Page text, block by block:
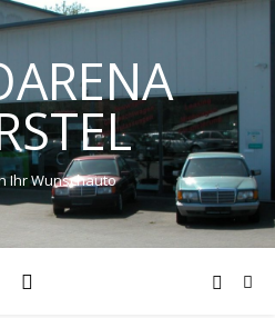
Ihr Wunschauto